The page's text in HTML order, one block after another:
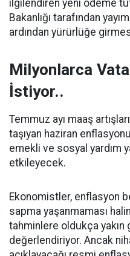
ilgilendiren yeni ödeme
Bakanlığı tarafından
ardından yürürlüğe
Milyonlarca
İstiyor..
Temmuz ayı maaş
taşıyan haziran
emekli ve sosyal yardım
etkileyecek.
Ekonomistler, enflasyon
sapma yaşanmaması
tahminlere oldukça
değerlendiriyor. Ancak